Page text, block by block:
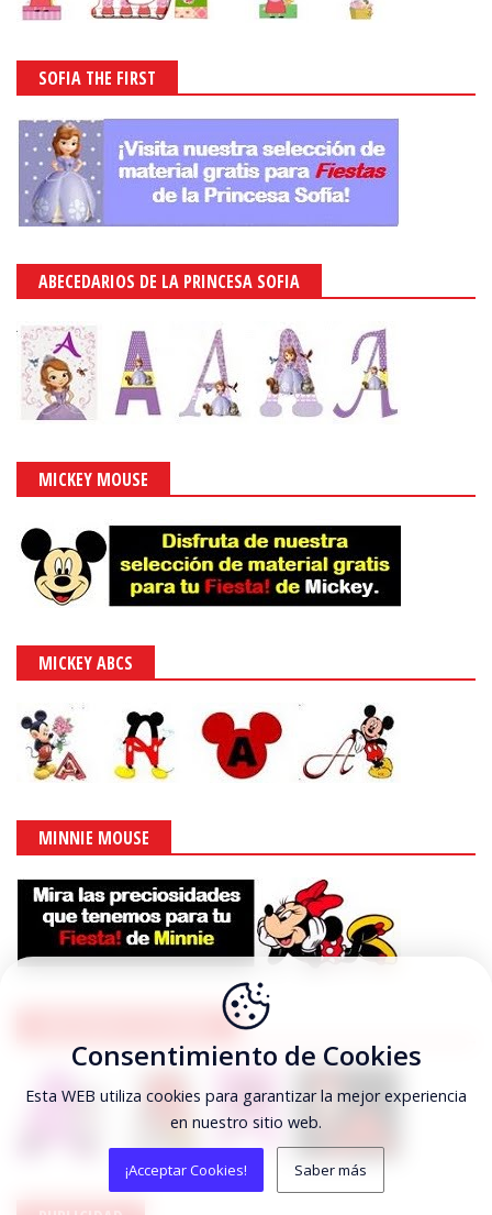
SOFIA THE FIRST
ABECEDARIOS DE LA PRINCESA SOFIA
MICKEY MOUSE
MICKEY ABCS
MINNIE MOUSE
Consentimiento de Cookies
Esta WEB utiliza cookies para garantizar la mejor experiencia
en nuestro sitio web.
¡Acceptar Cookies! Saber más